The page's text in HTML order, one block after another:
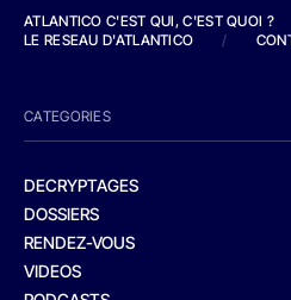
ATLANTICO C'EST QUI, C'EST QUOI ?
LE RESEAU D'ATLANTICO
/
CATEGORIES
DECRYPTAGES
DOSSIERS
RENDEZ-VOUS
VIDEOS